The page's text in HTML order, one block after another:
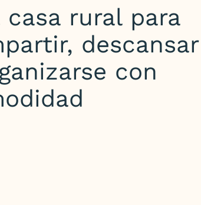
casa rural para
descansar
con